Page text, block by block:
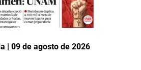
| 09 de agosto de 2026